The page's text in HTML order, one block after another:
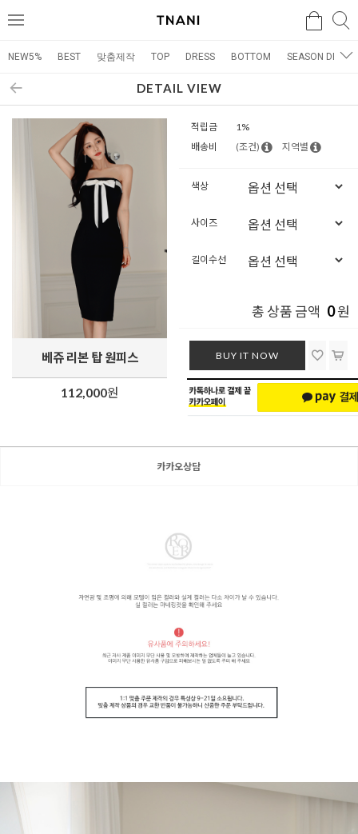
메
검색
NEW5% BEST 맞춤제작 TOP DRESS BOTTOM SEASON DRESS
DETAIL VIEW
베쥬 리본 탑 원피스
112,000원
적립금
1%
배송비
(조건) 지역별
색상
사이즈
길이수선
총 상품 금액 0원
BUY IT NOW
카카오상담